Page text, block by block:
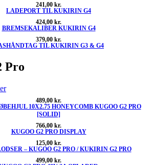
241,00 kr.
LADEPORT TIL KUKIRIN G4
424,00 kr.
BREMSEKALIBER KUKIRIN G4
379,00 kr.
TIL KUKIRIN G3 & G4
Pro
489,00 kr.
10X2.75 HONEYCOMB KUGOO G2 PRO
[SOLID]
766,00 kr.
KUGOO G2 PRO DISPLAY
125,00 kr.
– KUGOO G2 PRO / KUKIRIN G2 PRO
499,00 kr.